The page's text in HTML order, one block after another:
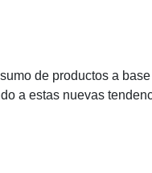
de productos a
a estas nuevas